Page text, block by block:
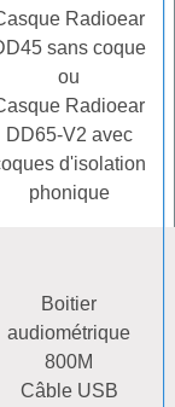
Radioear
sans coque
ou
Radioear
DD65-V2 avec
d'isolation
phonique
Boitier
audiométrique
800M
Câble USB